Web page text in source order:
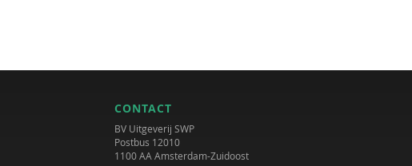
CONTACT
BV Uitgeverij SWP
Postbus 12010
1100 AA Amsterdam-Zuidoost